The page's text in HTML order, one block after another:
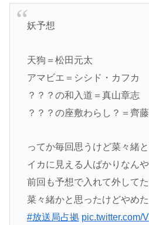
妖予想
天狗＝松田元太
アマビエ＝シシド・カフカ
？？？の和入道＝真山章志
？？？の座敷わらし？＝齊
ってか毎回思うけど菜々緒
イカに見える人ばかりなん
前回も予想で入れて外して
菜々緒かと思ったけどやめた
#放送局占拠 pic.twitter.com/